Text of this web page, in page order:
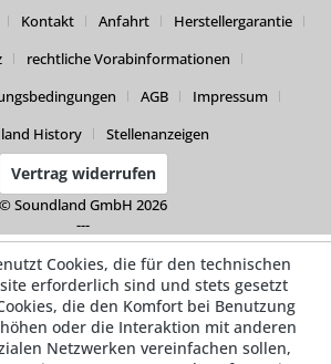
Kontakt Anfahrt
Herstellergarantie
rechtliche Vorabinformationen
AGB
Impressum
History
Stellenanzeigen
Vertrag widerrufen
© Soundland GmbH 2026
---
Cookies, die für den technischen
erforderlich sind und stets gesetzt
die den Komfort bei Benutzung
oder die Interaktion mit anderen
Netzwerken vereinfachen sollen,